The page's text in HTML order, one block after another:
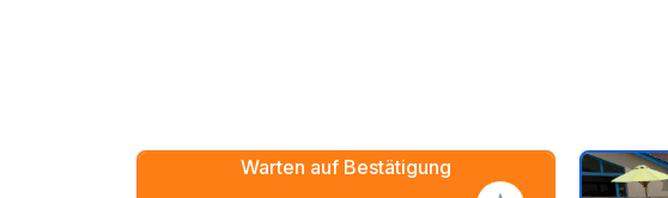
Warten auf Bestätigung